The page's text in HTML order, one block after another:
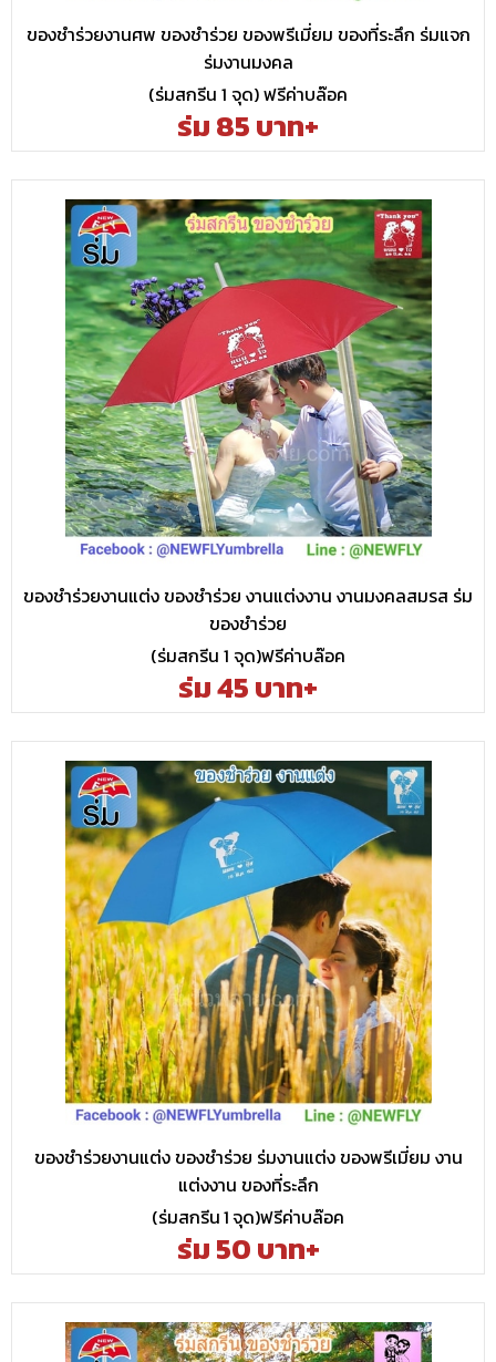
ของชำร่วยงานศพ ของชำร่วย ของพรีเมี่ยม ของที่ระลึก ร่มแจก
ร่มงานมงคล
(ร่มสกรีน 1 จุด) ฟรีค่าบล๊อค
ร่ม 85 บาท+
ของชำร่วยงานแต่ง ของชำร่วย งานแต่งงาน งานมงคลสมรส ร่ม
ของชำร่วย
(ร่มสกรีน 1 จุด)ฟรีค่าบล๊อค
ร่ม 45 บาท+
ของชำร่วยงานแต่ง ของชำร่วย ร่มงานแต่ง ของพรีเมี่ยม งาน
แต่งงาน ของที่ระลึก
(ร่มสกรีน 1 จุด)ฟรีค่าบล๊อค
ร่ม 50 บาท+